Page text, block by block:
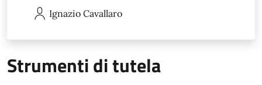
Ignazio Cavallaro
Strumenti di tutela